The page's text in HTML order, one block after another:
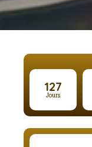
127
Jours